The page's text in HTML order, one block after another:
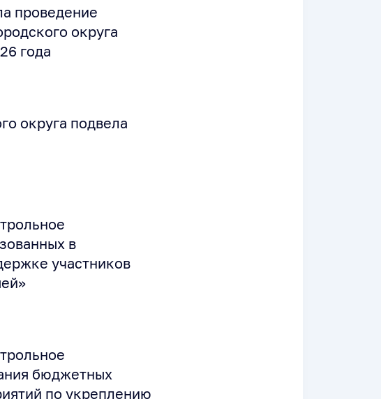
проведение
округа
года
округа подвела
в
участников
бюджетных
по укреплению